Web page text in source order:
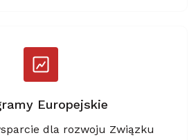
Europejskie
dla rozwoju Związku